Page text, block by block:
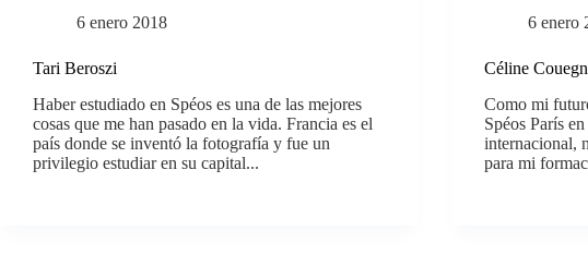
6 enero 2018
Tari Beroszi
Haber estudiado en Spéos es una de las mejores
cosas que me han pasado en la vida. Francia es el
país donde se inventó la fotografía y fue un
privilegio estudiar en su capital...
6 enero
Céline
Como mi
Spéos París
internacional,
para mi